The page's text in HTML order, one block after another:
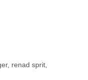
renad sprit,